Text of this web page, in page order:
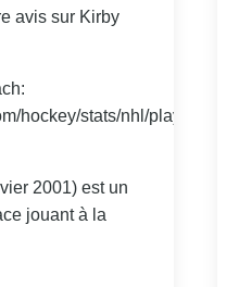
avis sur Kirby
hockey/stats/nhl/player/Kirby-
2001) est un
jouant à la